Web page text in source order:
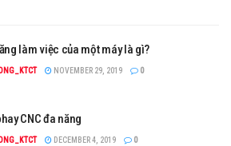
làm việc của một máy là gì?
NOVEMBER 29, 2019 0
CNC đa năng
DECEMBER 4, 2019 0